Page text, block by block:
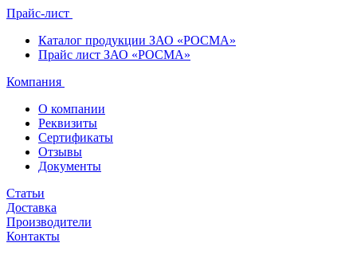
Прайс-лист
Каталог продукции ЗАО «РОСМА»
Прайс лист ЗАО «РОСМА»
Компания
О компании
Реквизиты
Сертификаты
Отзывы
Документы
Статьи
Доставка
Производители
Контакты